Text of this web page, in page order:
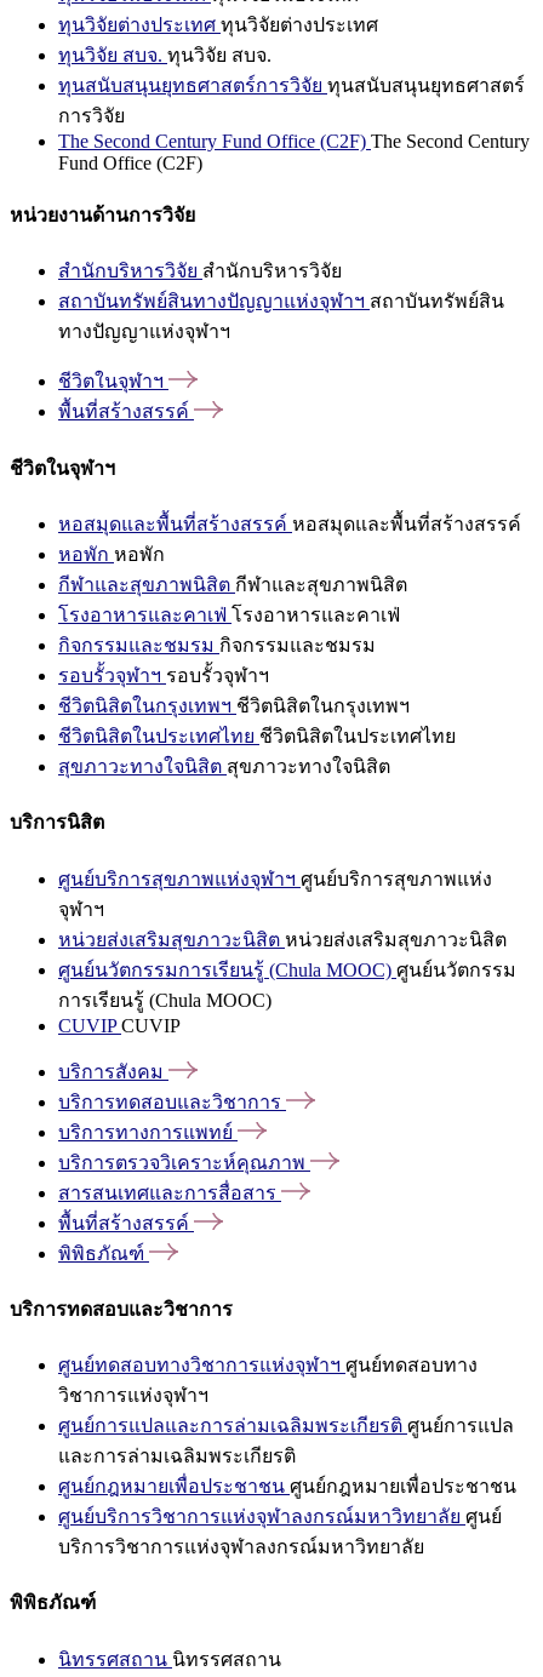
ทุนวิจัยต่างประเทศ ทุนวิจัยต่างประเทศ
ทุนวิจัย สบจ. ทุนวิจัย สบจ.
ทุนสนับสนุนยุทธศาสตร์การวิจัย ทุนสนับสนุนยุทธศาสตร์
การวิจัย
The Second Century Fund Office (C2F) The Second Century
Fund Office (C2F)
หน่วยงานด้านการวิจัย
สำนักบริหารวิจัย สำนักบริหารวิจัย
สถาบันทรัพย์สินทางปัญญาแห่งจุฬาฯ สถาบันทรัพย์สิน
ทางปัญญาแห่งจุฬาฯ
ชีวิตในจุฬาฯ
พื้นที่สร้างสรรค์
ชีวิตในจุฬาฯ
หอสมุดและพื้นที่สร้างสรรค์ หอสมุดและพื้นที่สร้างสรรค์
หอพัก หอพัก
กีฬาและสุขภาพนิสิต กีฬาและสุขภาพนิสิต
โรงอาหารและคาเฟ่ โรงอาหารและคาเฟ่
กิจกรรมและชมรม กิจกรรมและชมรม
รอบรั้วจุฬาฯ รอบรั้วจุฬาฯ
ชีวิตนิสิตในกรุงเทพฯ ชีวิตนิสิตในกรุงเทพฯ
ชีวิตนิสิตในประเทศไทย ชีวิตนิสิตในประเทศไทย
สุขภาวะทางใจนิสิต สุขภาวะทางใจนิสิต
บริการนิสิต
ศูนย์บริการสุขภาพแห่งจุฬาฯ ศูนย์บริการสุขภาพแห่ง
จุฬาฯ
หน่วยส่งเสริมสุขภาวะนิสิต หน่วยส่งเสริมสุขภาวะนิสิต
ศูนย์นวัตกรรมการเรียนรู้ (Chula MOOC) ศูนย์นวัตกรรม
การเรียนรู้ (Chula MOOC)
CUVIPCUVIP
บริการสังคม
บริการทดสอบและวิชาการ
บริการทางการแพทย์
บริการตรวจวิเคราะห์คุณภาพ
สารสนเทศและการสื่อสาร
พื้นที่สร้างสรรค์
พิพิธภัณฑ์
บริการทดสอบและวิชาการ
ศูนย์ทดสอบทางวิชาการแห่งจุฬาฯ ศูนย์ทดสอบทาง
วิชาการแห่งจุฬาฯ
ศูนย์การแปลและการล่ามเฉลิมพระเกียรติ ศูนย์การแปล
และการล่ามเฉลิมพระเกียรติ
ศูนย์กฎหมายเพื่อประชาชน ศูนย์กฎหมายเพื่อประชาชน
ศูนย์บริการวิชาการแห่งจุฬาลงกรณ์มหาวิทยาลัย ศูนย์
บริการวิชาการแห่งจุฬาลงกรณ์มหาวิทยาลัย
พิพิธภัณฑ์
นิทรรศสถาน นิทรรศสถาน